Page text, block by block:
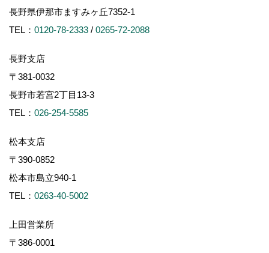
長野県伊那市ますみヶ丘7352-1
TEL： 0120-78-2333 / 0265-72-2088
長野支店
〒381-0032
長野市若宮2丁目13-3
TEL： 026-254-5585
松本支店
〒390-0852
松本市島立940-1
TEL： 0263-40-5002
上田営業所
〒386-0001